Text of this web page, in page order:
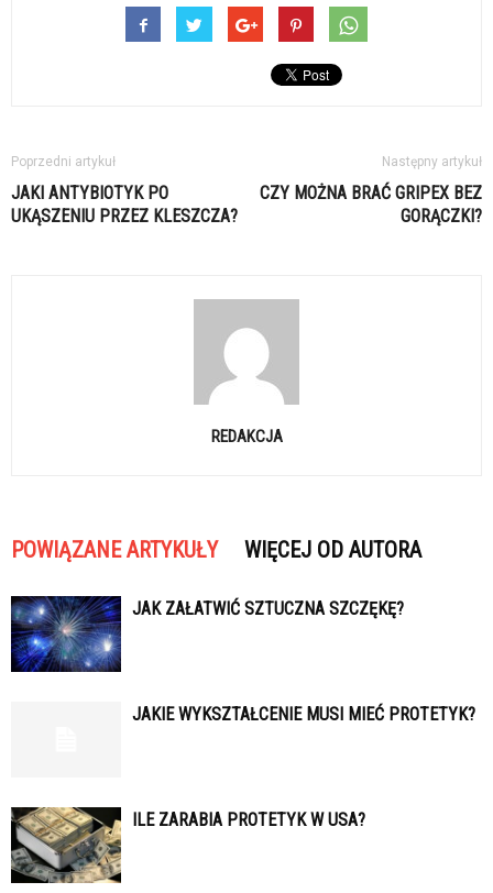
Poprzedni artykuł
JAKI ANTYBIOTYK PO
UKĄSZENIU PRZEZ KLESZCZA?
Następny artykuł
CZY MOŻNA BRAĆ GRIPEX BEZ
GORĄCZKI?
REDAKCJA
POWIĄZANE ARTYKUŁY WIĘCEJ OD AUTORA
JAK ZAŁATWIĆ SZTUCZNA SZCZĘKĘ?
JAKIE WYKSZTAŁCENIE MUSI MIEĆ PROTETYK?
ILE ZARABIA PROTETYK W USA?